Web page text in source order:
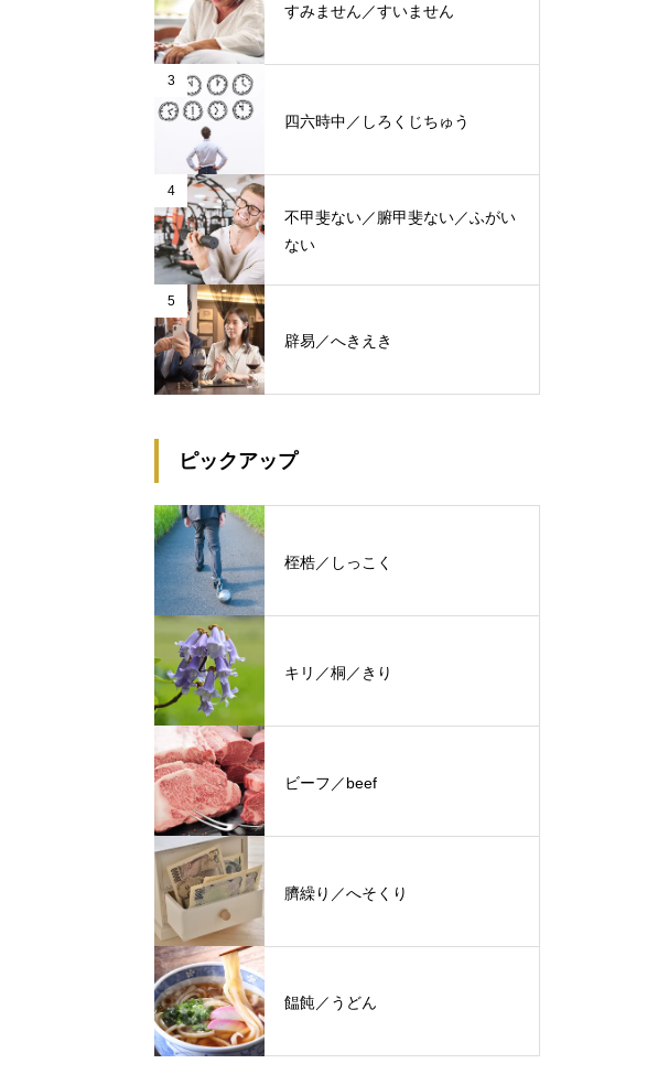
すみません／すいません
3
四六時中／しろくじちゅう
4
不甲斐ない／腑甲斐ない／ふがい
ない
5
辟易／へきえき
ピックアップ
桎梏／しっこく
キリ／桐／きり
ビーフ／beef
臍繰り／へそくり
饂飩／うどん